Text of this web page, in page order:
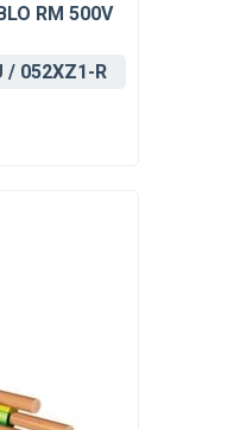
RM 500V
/ 052XZ1-R